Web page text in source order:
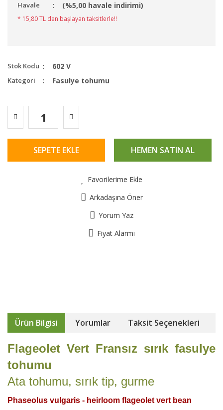
Havale (%5,00 havale indirimi)
* 15,80 TL den başlayan taksitlerle!!
Stok Kodu 602 V
Kategori Fasulye tohumu
SEPETE EKLE HEMEN SATIN AL
Favorilerime Ekle
Arkadaşına Öner
Yorum Yaz
Fiyat Alarmı
Ürün Bilgisi Yorumlar Taksit Seçenekleri
Flageolet Vert Fransız sırık fasulye
tohumu
Ata tohumu, sırık tip, gurme
Phaseolus vulgaris - heirloom flageolet vert bean